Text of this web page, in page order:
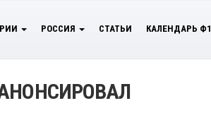
РОССИЯ СТАТЬИ КАЛЕНДАРЬ Ф1